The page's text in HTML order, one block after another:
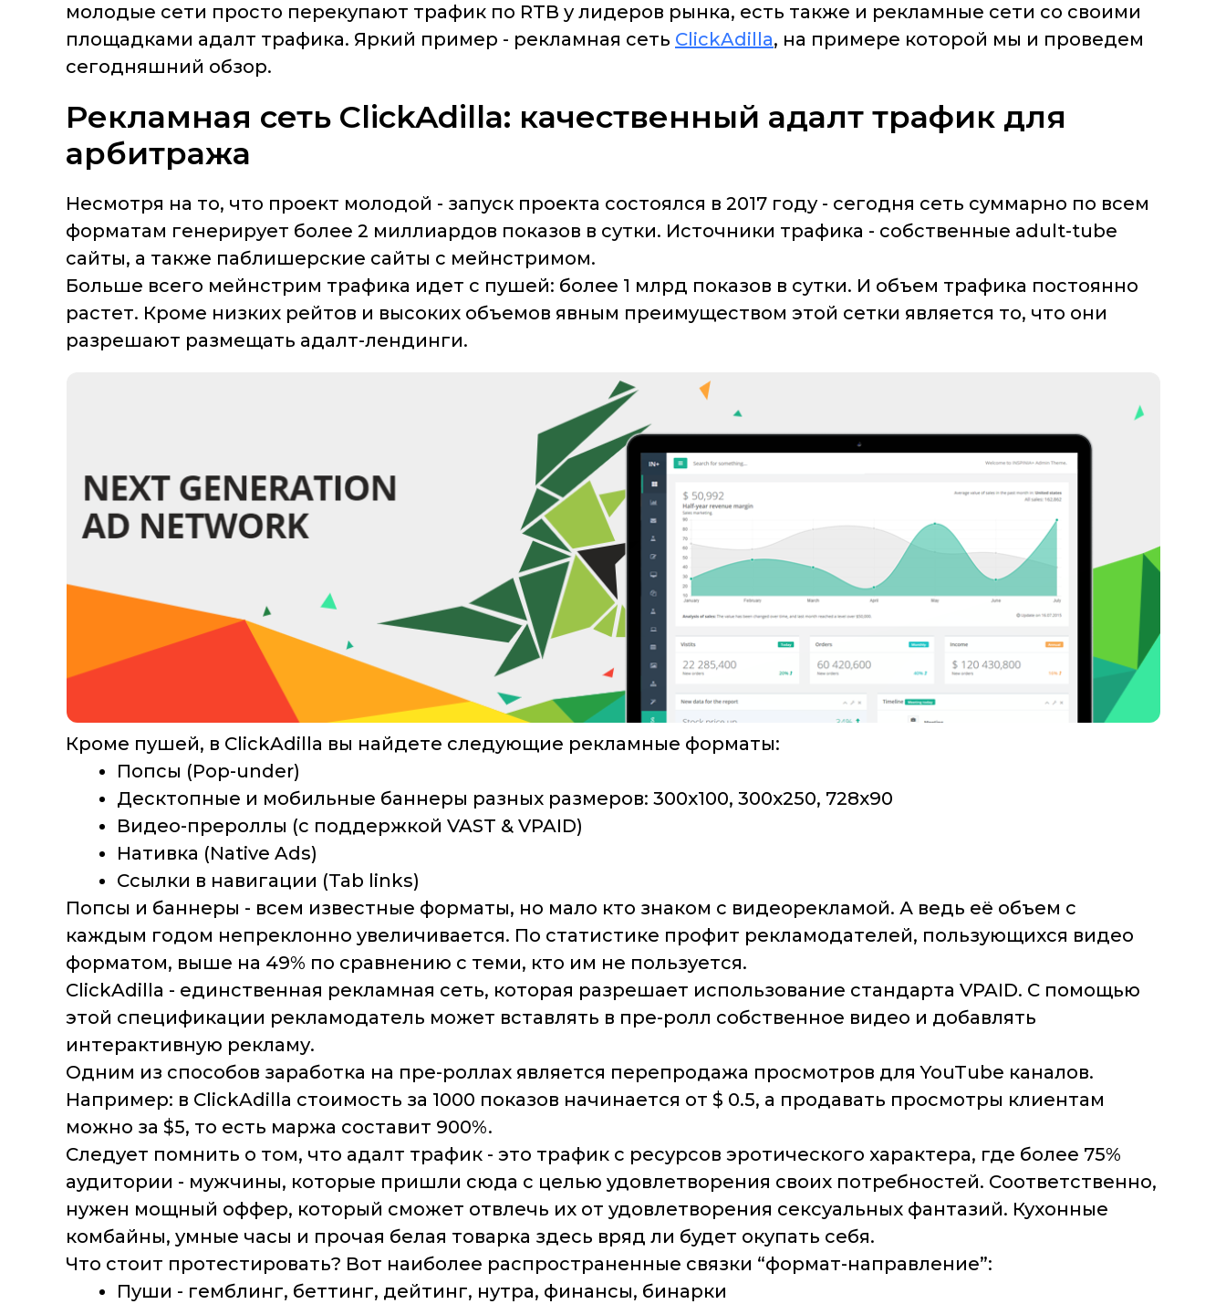
молодые сети просто перекупают трафик по RTB у лидеров рынка, есть также и рекламные сети со своими
площадками адалт трафика. Яркий пример - рекламная сеть ClickAdilla, на примере которой мы и проведем
сегодняшний обзор.
Рекламная сеть ClickAdilla: качественный адалт трафик для
арбитража
Несмотря на то, что проект молодой - запуск проекта состоялся в 2017 году - сегодня сеть суммарно по всем
форматам генерирует более 2 миллиардов показов в сутки. Источники трафика - собственные adult-tube
сайты, а также паблишерские сайты с мейнстримом.
Больше всего мейнстрим трафика идет с пушей: более 1 млрд показов в сутки. И объем трафика постоянно
растет. Кроме низких рейтов и высоких объемов явным преимуществом этой сетки является то, что они
разрешают размещать адалт-лендинги.
Кроме пушей, в ClickAdilla вы найдете следующие рекламные форматы:
Попсы (Pop-under)
Десктопные и мобильные баннеры разных размеров: 300х100, 300х250, 728х90
Видео-прероллы (c поддержкой VAST & VPAID)
Нативка (Native Ads)
Ссылки в навигации (Tab links)
Попсы и баннеры - всем известные форматы, но мало кто знаком с видеорекламой. А ведь её объем с
каждым годом непреклонно увеличивается. По статистике профит рекламодателей, пользующихся видео
форматом, выше на 49% по сравнению с теми, кто им не пользуется.
ClickAdilla - единственная рекламная сеть, которая разрешает использование стандарта VPAID. С помощью
этой спецификации рекламодатель может вставлять в пре-ролл собственное видео и добавлять
интерактивную рекламу.
Одним из способов заработка на пре-роллах является перепродажа просмотров для YouTube каналов.
Например: в ClickAdilla стоимость за 1000 показов начинается от $ 0.5, а продавать просмотры клиентам
можно за $5, то есть маржа составит 900%.
Следует помнить о том, что адалт трафик - это трафик с ресурсов эротического характера, где более 75%
аудитории - мужчины, которые пришли сюда с целью удовлетворения своих потребностей. Соответственно,
нужен мощный оффер, который сможет отвлечь их от удовлетворения сексуальных фантазий. Кухонные
комбайны, умные часы и прочая белая товарка здесь вряд ли будет окупать себя.
Что стоит протестировать? Вот наиболее распространенные связки “формат-направление”:
Пуши - гемблинг, беттинг, дейтинг, нутра, финансы, бинарки